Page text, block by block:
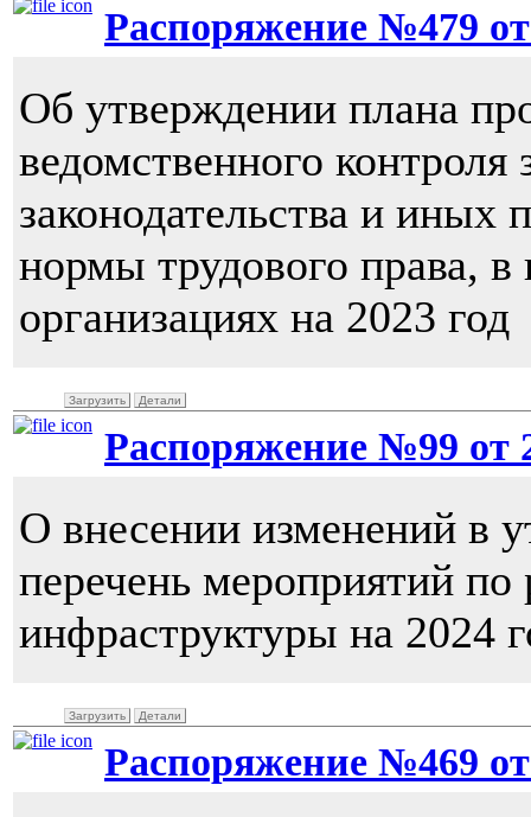
Распоряжение №479 от
Об утверждении плана
ведомственного
законодательства и
нормы трудового права,
организациях на 2023 год
Загрузить Детали
Распоряжение №99 от
О внесении изменений в
перечень мероприятий
инфраструктуры на 2024
Загрузить Детали
Распоряжение №469 от